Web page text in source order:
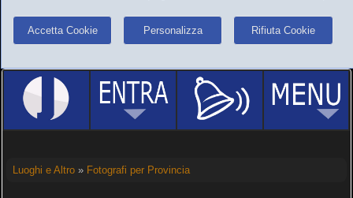
Accetta Cookie Personalizza Rifiuta Cookie
Luoghi e Altro» Fotografi per Provincia